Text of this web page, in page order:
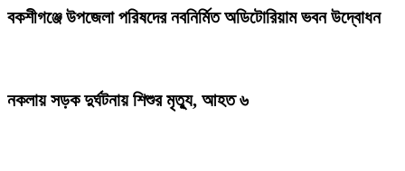
বকশীগঞ্জে উপজেলা পরিষদের নবনির্মিত অডিটোরিয়াম ভবন উদ্বোধন
নকলায় সড়ক দুর্ঘটনায় শিশুর মৃত্যু, আহত ৬